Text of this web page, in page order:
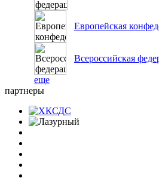
Европейская
Всероссийская
еще
партнеры